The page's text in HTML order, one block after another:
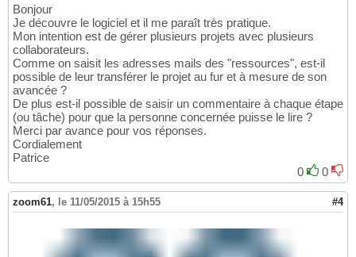
Bonjour
Je découvre le logiciel et il me paraît très pratique.
Mon intention est de gérer plusieurs projets avec plusieurs
collaborateurs.
Comme on saisit les adresses mails des "ressources", est-il
possible de leur transférer le projet au fur et à mesure de son
avancée ?
De plus est-il possible de saisir un commentaire à chaque étape
(ou tâche) pour que la personne concernée puisse le lire ?
Merci par avance pour vos réponses.
Cordialement
Patrice
0
0
zoom61, le 11/05/2015 à 15h55 #4